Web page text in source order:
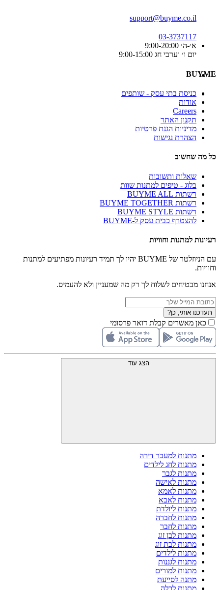
support@buyme.co.il
03-3737117
א׳-ה׳ 9:00-20:00
יום ו׳ וערבי חג 9:00-15:00
BUYME
כניסת בתי עסק - שותפים
אודות
Careers
תקנון האתר
מדיניות הגנת פרטיות
הצהרת נגישות
כל מה שחשוב
שאלות ותשובות
בלוג - טיפים למתנות שוות
רשתות BUYME ALL
רשתות BUYME TOGETHER
רשתות BUYME STYLE
להצטרף כבית עסק ל-BUYME
רעיונות למתנות וחוויות
עם הניוזלטר של BUYME יהיו לך תמיד רעיונות מפתיעים למתנות
וחוויות.
אנחנו מבטיחים לשלוח לך רק מה שמעניין ולא להעמיס.
תעדכנו אותי, כן?
כאן מאשרים קבלת דואר פרסומי
הצג עוד
מתנות למעבר דירה
מתנות לחג לילדים
מתנות לגבר
מתנות לאישה
מתנות לאמא
מתנות לאבא
מתנות ליולדת
מתנות לחברה
מתנות לחבר
מתנות לבן זוג
מתנות לבת זוג
מתנות לילדים
מתנות לגננות
מתנות למורים
מתנה לסייעת
מתנות לכלה